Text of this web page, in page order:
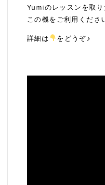
Yumiのレッスンを取
この機をご利用くださ
詳細は をどうぞ♪